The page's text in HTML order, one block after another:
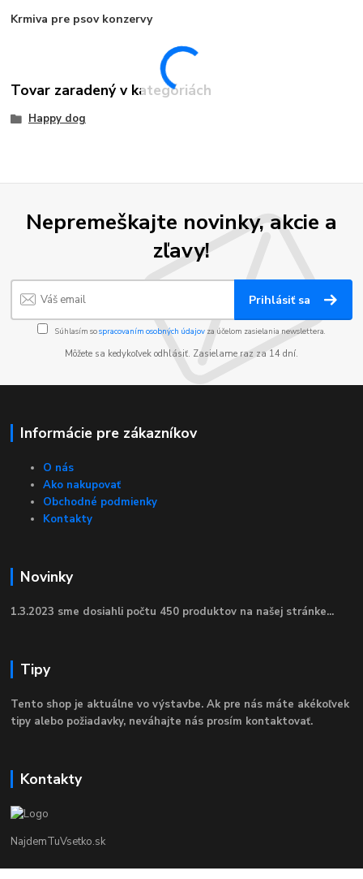
Krmiva pre psov konzervy
Tovar zaradený v kategóriách
Happy dog
Nepremeškajte novinky, akcie a
zľavy!
Prihlásiť sa
Súhlasím sospracovaním osobných údajov za účelom zasielania newslettera.
Môžete sa kedykoľvek odhlásiť. Zasielame raz za 14 dní.
Informácie pre zákazníkov
O nás
Ako nakupovať
Obchodné podmienky
Kontakty
Novinky
1.3.2023 sme dosiahli počtu 450 produktov na našej stránke...
Tipy
Tento shop je aktuálne vo výstavbe. Ak pre nás máte akékoľvek
tipy alebo požiadavky, neváhajte nás prosím kontaktovať.
Kontakty
NajdemTuVsetko.sk